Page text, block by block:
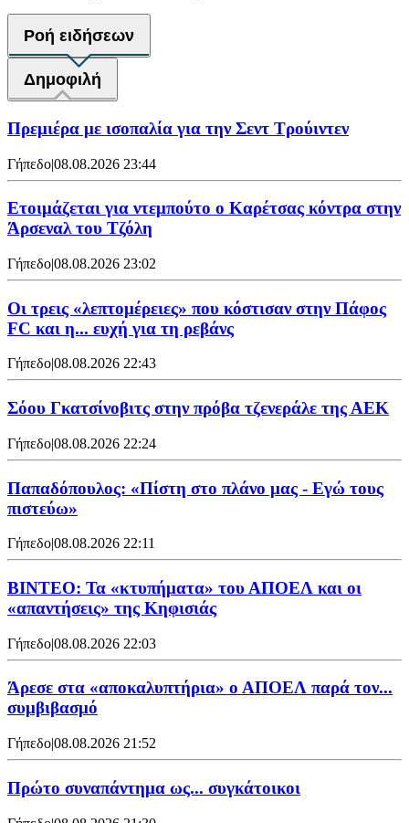
Ροή ειδήσεων
Δημοφιλή
Πρεμιέρα με ισοπαλία για την Σεντ Τρούιντεν
Γήπεδο|08.08.2026 23:44
Ετοιμάζεται για ντεμπούτο ο Καρέτσας κόντρα στην
Άρσεναλ του Τζόλη
Γήπεδο|08.08.2026 23:02
Οι τρεις «λεπτομέρειες» που κόστισαν στην Πάφος
FC και η... ευχή για τη ρεβάνς
Γήπεδο|08.08.2026 22:43
Σόου Γκατσίνοβιτς στην πρόβα τζενεράλε της ΑΕΚ
Γήπεδο|08.08.2026 22:24
Παπαδόπουλος: «Πίστη στο πλάνο μας - Εγώ τους
πιστεύω»
Γήπεδο|08.08.2026 22:11
ΒΙΝΤΕΟ: Τα «κτυπήματα» του ΑΠΟΕΛ και οι
«απαντήσεις» της Κηφισιάς
Γήπεδο|08.08.2026 22:03
Άρεσε στα «αποκαλυπτήρια» ο ΑΠΟΕΛ παρά τον...
συμβιβασμό
Γήπεδο|08.08.2026 21:52
Πρώτο συναπάντημα ως... συγκάτοικοι